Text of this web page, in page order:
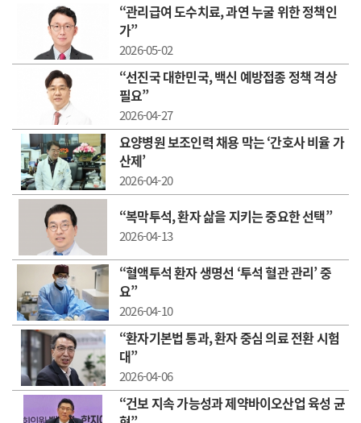
“관리급여 도수치료, 과연 누굴 위한 정책인
가”
2026-05-02
“선진국 대한민국, 백신 예방접종 정책 격상
필요”
2026-04-27
요양병원 보조인력 채용 막는 ‘간호사 비율 가
산제’
2026-04-20
“복막투석, 환자 삶을 지키는 중요한 선택”
2026-04-13
“혈액투석 환자 생명선 ‘투석 혈관 관리’ 중
요”
2026-04-10
“환자기본법 통과, 환자 중심 의료 전환 시험
대”
2026-04-06
“건보 지속 가능성과 제약바이오산업 육성 균